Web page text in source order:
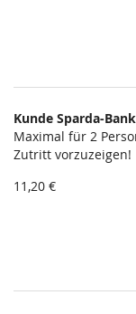
Kunde Sparda-
Maximal für 2
Zutritt vorzuzeigen!
11,20 €